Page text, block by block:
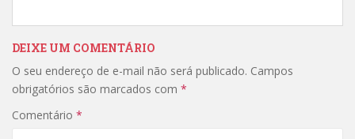
DEIXE UM COMENTÁRIO
O seu endereço de e-mail não será publicado. Campos
obrigatórios são marcados com *
Comentário *